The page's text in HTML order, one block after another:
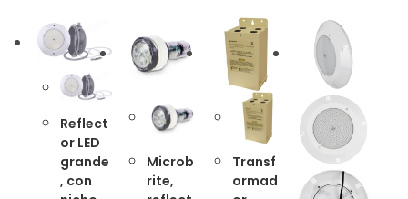
Reflect
or LED
grande
, con
Microb
rite,
Transf
ormad